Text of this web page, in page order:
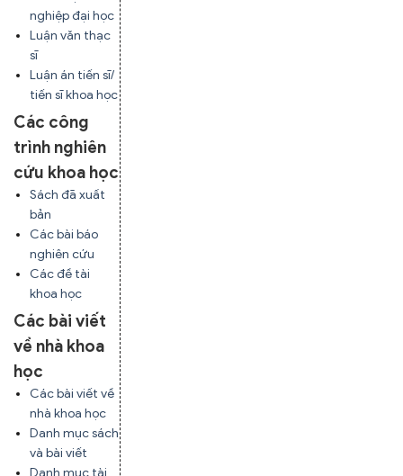
nghiệp đại học
Luận văn thạc
sĩ
Luận án tiến sĩ/
tiến sĩ khoa học
Các công
trình nghiên
cứu khoa học
Sách đã xuất
bản
Các bài báo
nghiên cứu
Các đề tài
khoa học
Các bài viết
về nhà khoa
học
Các bài viết về
nhà khoa học
Danh mục sách
và bài viết
Danh mục tài